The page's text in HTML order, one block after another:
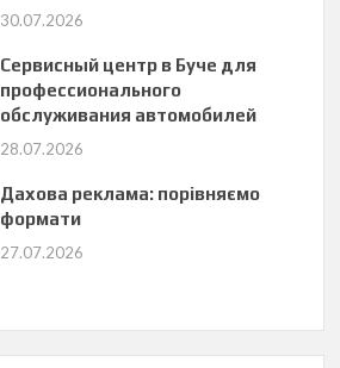
30.07.2026
Сервисный центр в Буче для
профессионального
обслуживания автомобилей
28.07.2026
Дахова реклама: порівняємо
формати
27.07.2026